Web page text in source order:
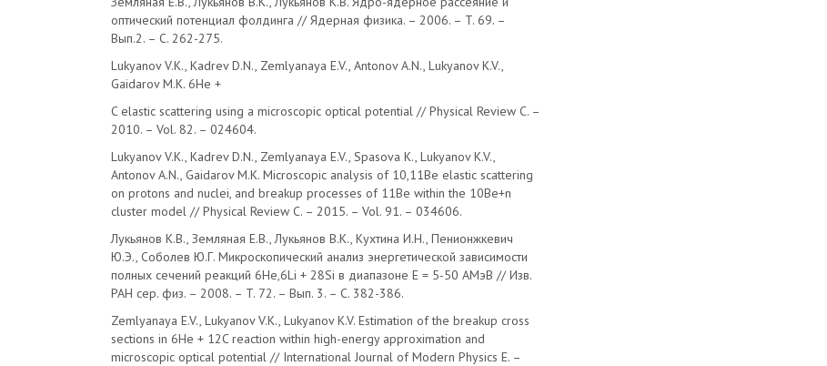
оптический потенциал фолдинга // Ядерная физика. – 2006. – T. 69. –
Вып.2. – C. 262-275.
Lukyanov V.K., Kadrev D.N., Zemlyanaya E.V., Antonov A.N., Lukyanov K.V.,
Gaidarov M.K. 6He +
C elastic scattering using a microscopic optical potential // Physical Review C. –
2010. – Vol. 82. – 024604.
Lukyanov V.K., Kadrev D.N., Zemlyanaya E.V., Spasova K., Lukyanov K.V.,
Antonov A.N., Gaidarov M.K. Microscopic analysis of 10,11Be elastic scattering
on protons and nuclei, and breakup processes of 11Be within the 10Be+n
cluster model // Physical Review C. – 2015. – Vol. 91. – 034606.
Лукьянов К.В., Земляная Е.В., Лукьянов В.К., Кухтина И.Н., Пенионжкевич
Ю.Э., Соболев Ю.Г. Микроскопический анализ энергетической зависимости
полных сечений реакций 6He,6Li + 28Si в диапазоне Е = 5-50 АМэВ // Изв.
РАН сер. физ. – 2008. – T. 72. – Вып. 3. – С. 382-386.
Zemlyanaya E.V., Lukyanov V.K., Lukyanov K.V. Estimation of the breakup cross
sections in 6He + 12C reaction within high-energy approximation and
microscopic optical potential // International Journal of Modern Physics E. –